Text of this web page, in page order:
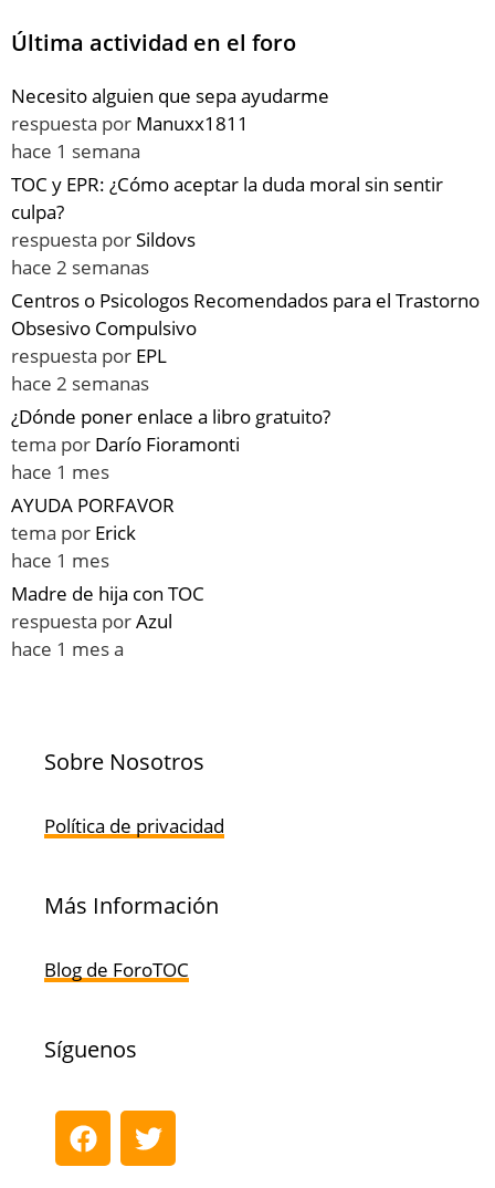
Última actividad en el foro
Necesito alguien que sepa ayudarme
respuesta por Manuxx1811
hace 1 semana
TOC y EPR: ¿Cómo aceptar la duda moral sin sentir
culpa?
respuesta porSildovs
hace 2 semanas
Centros o Psicologos Recomendados para el Trastorno
Obsesivo Compulsivo
respuesta por EPL
hace 2 semanas
¿Dónde poner enlace a libro gratuito?
tema por Darío Fioramonti
hace 1 mes
AYUDA PORFAVOR
tema por Erick
hace 1 mes
Madre de hija con TOC
respuesta porAzul
hace 1 mes a
Sobre Nosotros
Política de privacidad
Más Información
Blog de ForoTOC
Síguenos